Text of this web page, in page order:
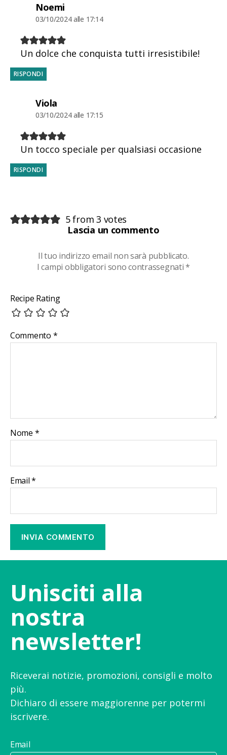
Noemidice:
03/10/2024 alle 17:14
Un dolce che conquista tutti irresistibile!
RISPONDI
Violadice:
03/10/2024 alle 17:15
Un tocco speciale per qualsiasi occasione
RISPONDI
5 from 3 votes
Lascia un commento
Il tuo indirizzo email non sarà pubblicato.
I campi obbligatori sono contrassegnati*
Recipe Rating
Commento *
Nome *
Email*
Unisciti alla
nostra
newsletter!
Riceverai notizie, promozioni, consigli e molto
più.
Dichiaro di essere maggiorenne per potermi
iscrivere.
Email